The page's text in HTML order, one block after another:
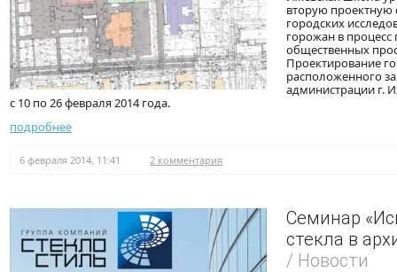
вторую проектную
городских
горожан в процесс
общественных
Проектирование
расположенного
администрации г.
с 10 по 26 февраля 2014 года.
подробнее
6 февраля 2014, 11:41 2 комментария
Семинар
стекла в
/ Новости